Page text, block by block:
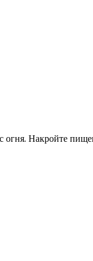
Накройте